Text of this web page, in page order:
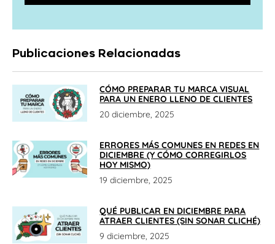
Publicaciones Relacionadas
CÓMO PREPARAR TU MARCA VISUAL
PARA UN ENERO LLENO DE CLIENTES
20 diciembre, 2025
ERRORES MÁS COMUNES EN REDES EN
DICIEMBRE (Y CÓMO CORREGIRLOS
HOY MISMO)
19 diciembre, 2025
QUÉ PUBLICAR EN DICIEMBRE PARA
ATRAER CLIENTES (SIN SONAR CLICHÉ)
9 diciembre, 2025